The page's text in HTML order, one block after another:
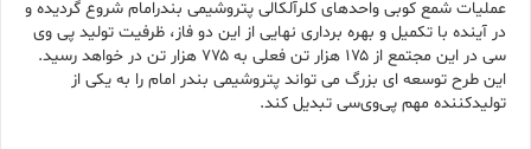
عملیات شمع کوبی واحدهای کلرآلکالی پتروشیمی بندرامام شروع گردیده و
در آینده با تکمیل و بهره برداری نهایی از این دو فاز، ظرفیت تولید پی وی
سی در این مجتمع از ۱۷۵ هزار تن فعلی به ۷۷۵ هزار تن در خواهد رسید.
این طرح توسعه ای بزرگ می تواند پتروشیمی بندر امام را به یکی از
تولیدکننده مهم پی‌وی‌سی تبدیل کند.